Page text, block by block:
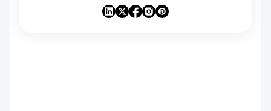
den Trends, die die Mobile- und No-Code-Welt